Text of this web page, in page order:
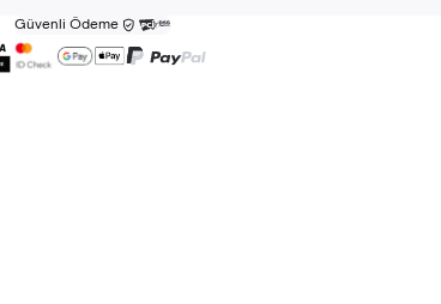
Güvenli Ödeme